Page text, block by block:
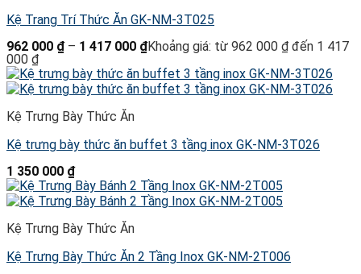
Kệ Trang Trí Thức Ăn GK-NM-3T025
962 000 ₫ – 1 417 000 ₫Khoảng giá: từ 962 000 ₫ đến 1 417
000 ₫
Kệ Trưng Bày Thức Ăn
Kệ trưng bày thức ăn buffet 3 tầng inox GK-NM-3T026
1 350 000 ₫
Kệ Trưng Bày Thức Ăn
Kệ Trưng Bày Thức Ăn 2 Tầng Inox GK-NM-2T006